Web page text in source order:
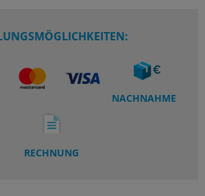
NACHNAHME
RECHNUNG